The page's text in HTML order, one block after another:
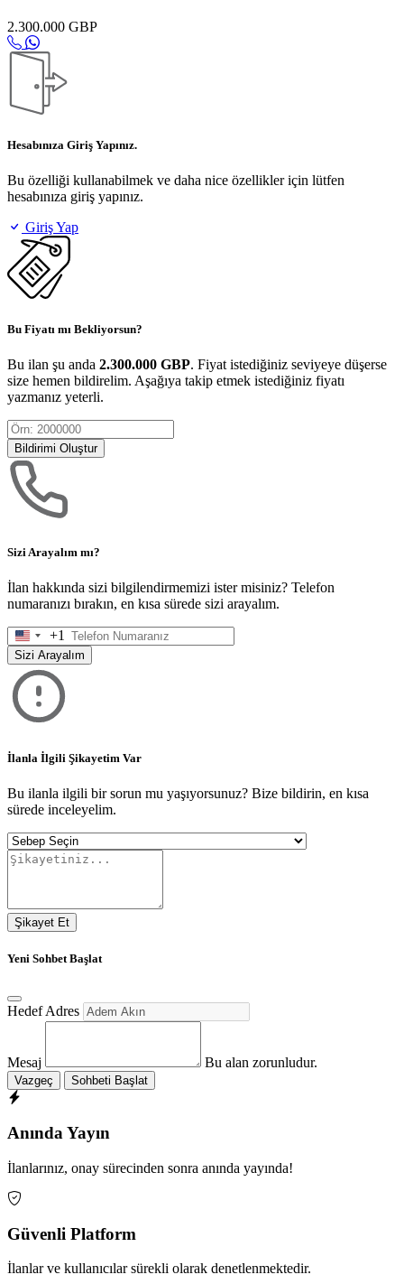
2.300.000 GBP
Hesabınıza Giriş Yapınız.
Bu özelliği kullanabilmek ve daha nice özellikler için lütfen
hesabınıza giriş yapınız.
Giriş Yap
Bu Fiyatı mı Bekliyorsun?
Bu ilan şu anda 2.300.000 GBP. Fiyat istediğiniz seviyeye düşerse
size hemen bildirelim. Aşağıya takip etmek istediğiniz fiyatı
yazmanız yeterli.
Bildirimi Oluştur
Sizi Arayalım mı?
İlan hakkında sizi bilgilendirmemizi ister misiniz? Telefon
numaranızı bırakın, en kısa sürede sizi arayalım.
United
States
+1
+1
Sizi Arayalım
İlanla İlgili Şikayetim Var
Bu ilanla ilgili bir sorun mu yaşıyorsunuz? Bize bildirin, en kısa
sürede inceleyelim.
Şikayet Et
Yeni Sohbet Başlat
Hedef Adres
Mesaj Bu alan zorunludur.
Vazgeç Sohbeti Başlat
Anında Yayın
İlanlarınız, onay sürecinden sonra anında yayında!
Güvenli Platform
İlanlar ve kullanıcılar sürekli olarak denetlenmektedir.